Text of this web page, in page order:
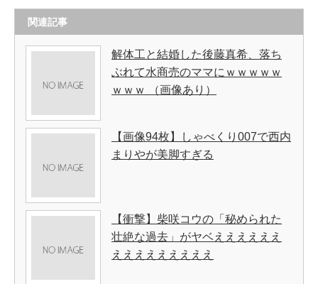
関連記事
解体工と結婚した後藤真希、落ち
ぶれて水商売のママにｗｗｗｗｗ
ｗｗｗ （画像あり）
【画像94枚】しゃべくり007で西内
まりやが美脚すぎる
【衝撃】柴咲コウの「秘められた
壮絶な過去」がヤベええええええ
えええええええええ